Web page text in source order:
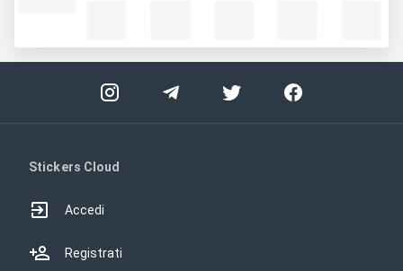
Stickers Cloud
Accedi
Registrati